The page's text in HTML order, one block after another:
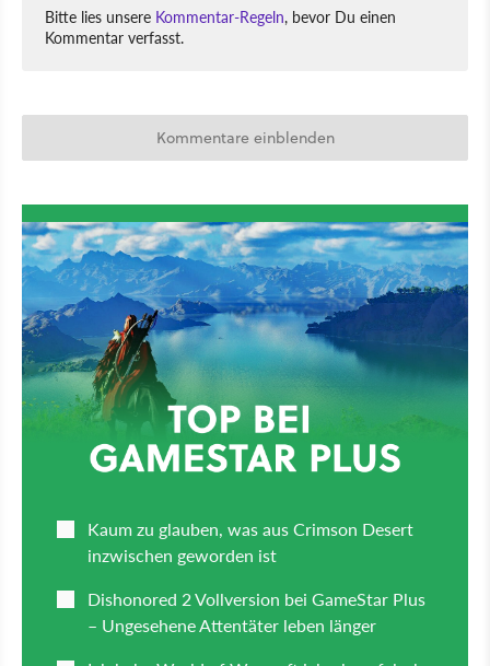
Bitte lies unsere Kommentar-Regeln, bevor Du einen
Kommentar verfasst.
Kommentare einblenden